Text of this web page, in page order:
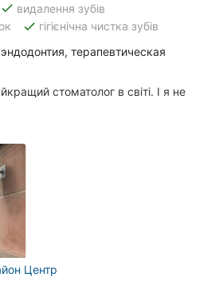
done видалення зубів
done гігієнічна чистка зубів
терапевтическая
стоматолог в світі. І я не
Центр